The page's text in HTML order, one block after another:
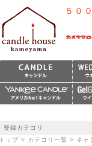
５０
登録カテゴリ
トップ > カテゴリ一覧 > キャ